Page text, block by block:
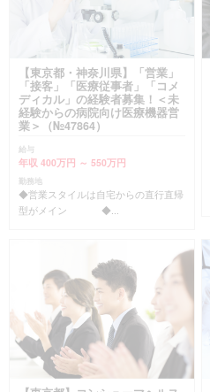
【東京都・神奈川県】「営業」
「接客」「医療従事者」「コメ
ディカル」の経験者募集！＜未
経験からの病院向け医療機器営
業＞（№47864）
給与
年収 400万円 ～ 550万円
勤務地
◆営業スタイルは自宅からの直行直帰
型がメイン ◆...